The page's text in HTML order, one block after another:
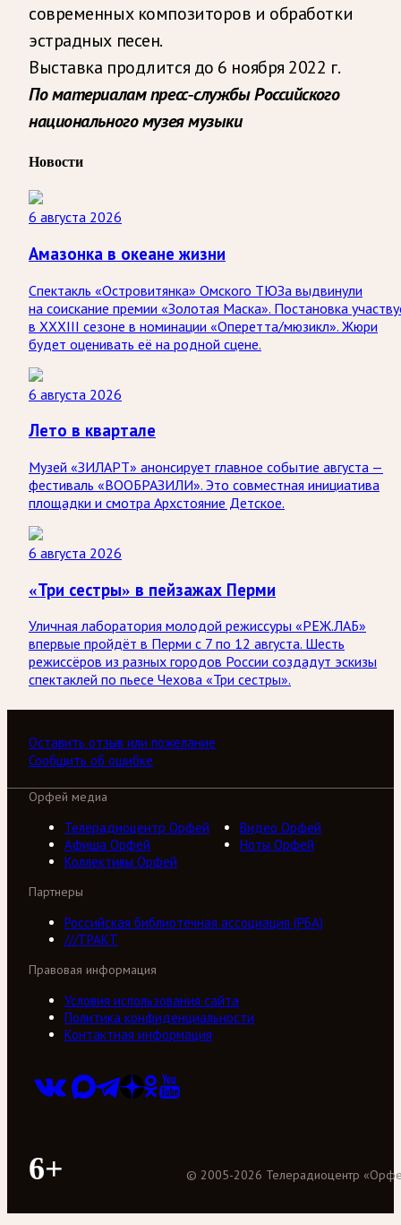
современных композиторов и обработки
эстрадных песен.
Выставка продлится до 6 ноября 2022 г.
По материалам пресс-службы Российского
национального музея музыки
Новости
6 августа 2026
Амазонка в океане жизни
Спектакль «Островитянка» Омского ТЮЗа выдвинули
на соискание премии «Золотая Маска». Постановка
в XXXIII сезоне в номинации «Оперетта/мюзикл». Жюри
будет оценивать её на родной сцене.
6 августа 2026
Лето в квартале
Музей «ЗИЛАРТ» анонсирует главное событие августа —
фестиваль «ВООБРАЗИЛИ». Это совместная инициатива
площадки и смотра Архстояние Детское.
6 августа 2026
«Три сестры» в пейзажах Перми
Уличная лаборатория молодой режиссуры «РЕЖ.ЛАБ»
впервые пройдёт в Перми с 7 по 12 августа. Шесть
режиссёров из разных городов России создадут эскизы
спектаклей по пьесе Чехова «Три сестры».
Оставить отзыв или пожелание
Сообщить об ошибке
Орфей медиа
Телерадиоцентр Орфей
Видео Орфей
Афиша Орфей
Ноты Орфей
Коллективы Орфей
Партнеры
Российская библиотечная ассоциация (РБА)
///ТРАКТ
Правовая информация
Условия использования сайта
Политика конфиденциальности
Контактная информация
6+ © 2005-2026 Телерадиоцентр